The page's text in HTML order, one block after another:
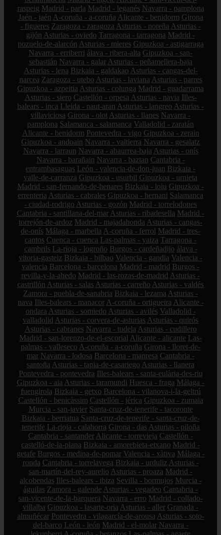
raspeig Madrid - parla Madrid - leganés Navarra - pamplona
Jaén - jaén A-coruña - a-coruña Alicante - benidorm Girona
- figueres Zaragoza - zaragoza Asturias - noreña Asturias -
gijón Asturias - oviedo Tarragona - tarragona Madrid -
pozuelo-de-alarcón Asturias - mieres Gipuzkoa - astigarraga
Navarra - erriberri álava - ribera-alta Gipuzkoa - san-
sebastián Navarra - galar Asturias - peñamellera-baja
Asturias - lena Bizkaia - galdakao Asturias - cangas-del-
narcea Zaragoza - utebo Asturias - laviana Asturias - parres
Gipuzkoa - azpeitia Asturias - colunga Madrid - guadarrama
Asturias - siero Castellón - orpesa Asturias - navia Illes-
balears - inca Lleida - naut-aran Asturias - langreo Asturias -
villaviciosa Girona - olot Asturias - llanes Navarra -
pamplona Salamanca - salamanca Valladolid - zaratán
Alicante - benidorm Pontevedra - vigo Gipuzkoa - zerain
Gipuzkoa - andoain Navarra - valtierra Navarra - gesalatz
Navarra - larraun Navarra - abaurrea-baja Asturias - onís
Navarra - barañain Navarra - baztan Cantabria -
entrambasaguas León - valencia-de-don-juan Bizkaia -
valle-de-carranza Gipuzkoa - usurbil Gipuzkoa - urnieta
Madrid - san-fernando-de-henares Bizkaia - loiu Gipuzkoa -
errenteria Asturias - cabrales Gipuzkoa - hernani Salamanca
- ciudad-rodrigo Asturias - gozón Madrid - torrelodones
Cantabria - santillana-del-mar Asturias - ribadesella Madrid -
torrejón-de-ardoz Madrid - majadahonda Asturias - cangas-
de-onís Málaga - marbella A-coruña - ferrol Madrid - tres-
cantos Cuenca - cuenca Las-palmas - yaiza Tarragona -
cambrils La-rioja - logroño Burgos - cardeñadijo álava -
vitoria-gasteiz Bizkaia - bilbao Valencia - gandia Valencia -
valencia Barcelona - barcelona Madrid - madrid Burgos -
revilla-y-la-ahedo Madrid - las-rozas-de-madrid Asturias -
castrillón Asturias - salas Asturias - carreño Asturias - valdés
Zamora - puebla-de-sanabria Bizkaia - lezama Asturias -
nava Illes-balears - manacor A-coruña - ortigueira Alicante -
ondara Asturias - somiedo Asturias - avilés Valladolid -
valladolid Asturias - corvera-de-asturias Asturias - quirós
Asturias - cabranes Navarra - tudela Asturias - cudillero
Madrid - san-lorenzo-de-el-escorial Alicante - alicante Las-
palmas - valleseco A-coruña - a-coruña Girona - lloret-de-
mar Navarra - lodosa Barcelona - manresa Cantabria -
santoña Asturias - tapia-de-casariego Asturias - llanera
Pontevedra - pontevedra Illes-balears - santa-eulària-des-riu
Gipuzkoa - aia Asturias - taramundi Huesca - fraga Málaga -
fuengirola Bizkaia - getxo Barcelona - vilanova-i-la-geltrú
Castellón - benicàssim Castellón - jérica Gipuzkoa - zumaia
Murcia - san-javier Santa-cruz-de-tenerife - tacoronte
Bizkaia - berriatua Santa-cruz-de-tenerife - santa-cruz-de-
tenerife La-rioja - calahorra Girona - das Asturias - piloña
Cantabria - santander Alicante - torrevieja Castellón -
castelló-de-la-plana Bizkaia - amorebieta-etxano Madrid -
getafe Burgos - medina-de-pomar Valencia - xàtiva Málaga -
ronda Cantabria - torrelavega Bizkaia - urduliz Asturias -
san-martín-del-rey-aurelio Asturias - proaza Madrid -
alcobendas Illes-balears - ibiza Sevilla - bormujos Murcia -
águilas Zamora - galende Asturias - vegadeo Cantabria -
san-vicente-de-la-barquera Navarra - erro Madrid - collado-
villalba Gipuzkoa - lasarte-oria Asturias - aller Granada -
almuñécar Pontevedra - vilagarcía-de-arousa Asturias - soto-
del-barco León - león Madrid - el-molar Navarra -